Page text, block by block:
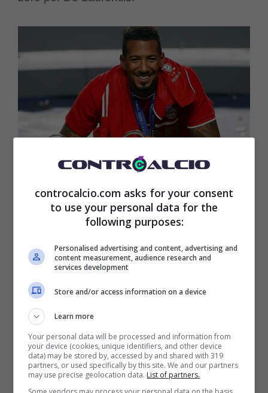
Jerome Boateng campione d’Europa nel 2020 (Ansa foto) –
A pensarci bene, nemmeno tanto
improbabile come sottolinea Luca Cerchione
suTwitter.
in difesa, c’è bisogno di aggiungere
l’esperienza delle gare internazionali
andando in Champions. Boateng, che l’ha
controcalcio.com asks for your consent
to use your personal data for the
following purposes:
Personalised advertising and content, advertising and
content measurement, audience research and
services development
Store and/or access information on a device
Learn more
Your personal data will be processed and information from
your device (cookies, unique identifiers, and other device
data) may be stored by, accessed by and shared with 319
partners, or used specifically by this site. We and our partners
may use precise geolocation data. List of partners.